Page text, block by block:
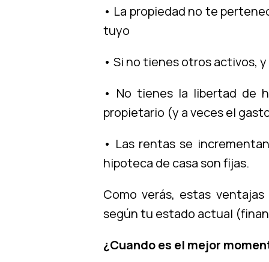
• La propiedad no te
tuyo
• Si no tienes otros activos,
• No tienes la libertad de
propietario (y a veces el
• Las rentas se
hipoteca de casa son fijas.
Como verás, estas
según tu estado actual
¿Cuando es el mejor